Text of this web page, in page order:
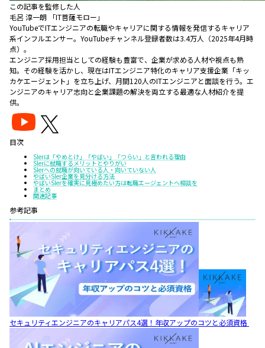
この記事を監修した人
毛呂 淳一朗 「IT菩薩モロー」
YouTubeでITエンジニアの転職やキャリアに関する情報を発信するキャリア
系インフルエンサー。YouTubeチャンネル登録者数は3.4万人（2025年4月時
点）。
エンジニア採用担当としての経験も豊富で、企業が求める人材や視点も熟
知。その経験を活かし、現在はITエンジニア特化のキャリア支援企業「キッ
カケエージェント」を立ち上げ、月間120人のITエンジニアと面談を行う。エ
ンジニアのキャリア志向と企業課題の解決を両立する最適な人材紹介を提
供。
目次
SIerは「やめとけ」「やばい」「つらい」と言われる理由
SIerに就職するメリットとやりがい
SIerへの就職が向いている人・向いていない人
やばいSIer企業を見分ける方法
やばいSIerを確実に見極めたい方は転職エージェントへ相談を
まとめ
関連記事
参考記事
セキュリティエンジニアのキャリアパス4選！年収アップのコツと必須資格